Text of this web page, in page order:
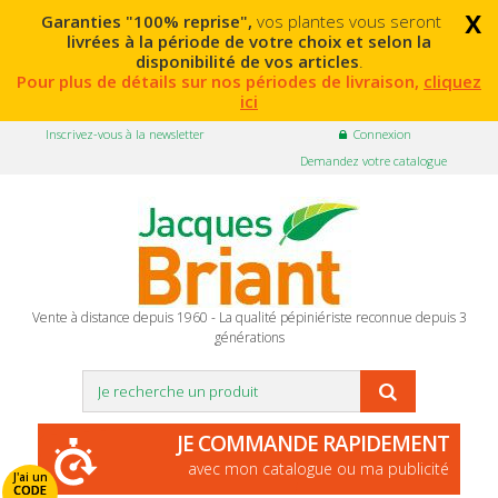
x
Garanties "100% reprise", vos plantes vous seront
livrées à la période de votre choix et selon la
disponibilité de vos articles.
Pour plus de détails sur nos périodes de livraison, cliquez
ici
Connexion
Inscrivez-vous à la newsletter
Demandez votre catalogue
Vente à distance depuis 1960 - La qualité pépiniériste reconnue depuis 3
générations
J'ai un
CODE
JE COMMANDE RAPIDEMENT
avec mon catalogue ou ma publicité